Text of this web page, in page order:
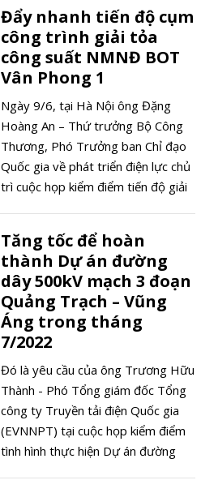
Đẩy nhanh tiến độ cụm
công trình giải tỏa
công suất NMNĐ BOT
Vân Phong 1
Ngày 9/6, tại Hà Nội ông Đặng
Hoàng An – Thứ trưởng Bộ Công
Thương, Phó Trưởng ban Chỉ đạo
Quốc gia về phát triển điện lực chủ
trì cuộc họp kiểm điểm tiến độ giải
Vân Phong 1 (gồm đường dây
500kV Vân Phong - Vĩnh Tân; TBA
500kV Vân Phong và đấu nối;
đường dây 500kV đấu nối TBA
500kV Thuận Nam vào đường dây
500kV Vân Phong - Vĩnh Tân).
Tăng tốc để hoàn
thành Dự án đường
dây 500kV mạch 3 đoạn
Quảng Trạch – Vũng
Áng trong tháng
7/2022
Đó là yêu cầu của ông Trương Hữu
Thành - Phó Tổng giám đốc Tổng
công ty Truyền tải điện Quốc gia
(EVNNPT) tại cuộc họp kiểm điểm
tình hình thực hiện Dự án đường